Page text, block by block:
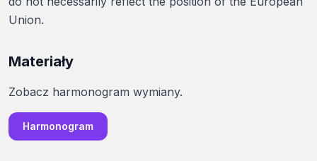
Union.
Materiały
Zobacz harmonogram wymiany.
Harmonogram